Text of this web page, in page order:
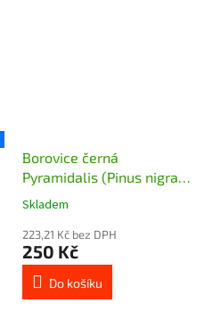
Borovice černá
Pyramidalis (Pinus nigra
Pyramidalis) - 50 cm
Skladem
223,21 Kč bez DPH
250 Kč
Do košíku